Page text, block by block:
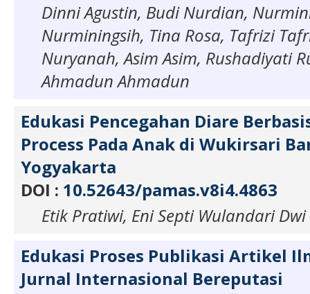
Dinni Agustin, Budi Nurdian,
Nurminingsih, Tina Rosa, Tafrizi
Nuryanah, Asim Asim, Rushadiyati
Ahmadun Ahmadun
Edukasi Pencegahan Diare
Process Pada Anak di Wukirsari
Yogyakarta
DOI : 10.52643/pamas.v8i4.4863
Etik Pratiwi, Eni Septi Wulandari
Edukasi Proses Publikasi Artikel
Jurnal Internasional Bereputasi